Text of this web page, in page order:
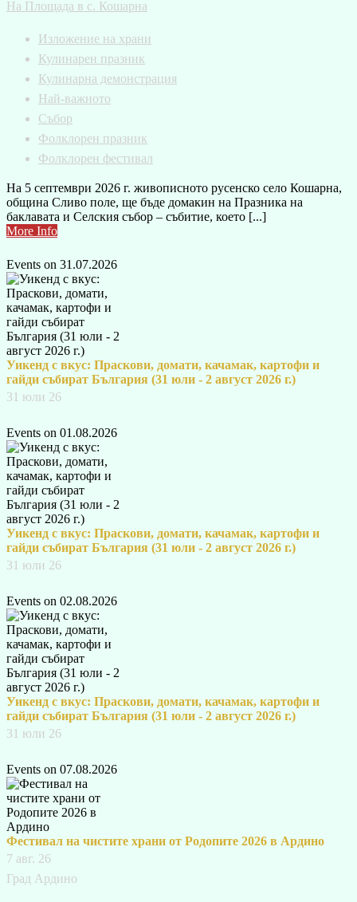
На Площада в с. Кошарна
Изложение на храни
Кулинарен празник
Кулинарна демонстрация
Най-важното
Събор
Фолклорен празник
Фолклорен фестивал
На 5 септември 2026 г. живописното русенско село Кошарна,
община Сливо поле, ще бъде домакин на Празника на
баклавата и Селския събор – събитие, което [...]
More Info
Events on 31.07.2026
Уикенд с вкус: Праскови, домати, качамак, картофи и
гайди събират България (31 юли - 2 август 2026 г.)
31 юли 26
Events on 01.08.2026
Уикенд с вкус: Праскови, домати, качамак, картофи и
гайди събират България (31 юли - 2 август 2026 г.)
31 юли 26
Events on 02.08.2026
Уикенд с вкус: Праскови, домати, качамак, картофи и
гайди събират България (31 юли - 2 август 2026 г.)
31 юли 26
Events on 07.08.2026
Фестивал на чистите храни от Родопите 2026 в Ардино
7 авг. 26
Град Ардино